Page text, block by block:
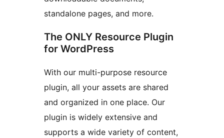
standalone pages, and more.
The ONLY Resource Plugin
for WordPress
With our multi-purpose resource
plugin, all your assets are shared
and organized in one place. Our
plugin is widely extensive and
supports a wide variety of content,